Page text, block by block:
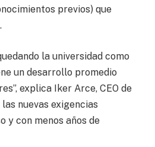
previos) que
.
la universidad como
un desarrollo promedio
explica Iker Arce, CEO de
nuevas exigencias
y con menos años de